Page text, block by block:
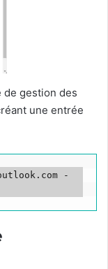
de gestion des
une entrée
-